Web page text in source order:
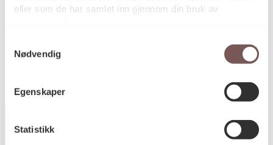
eller som de har samlet inn gjennom din bruk av
Nødvendig
Egenskaper
Statistikk